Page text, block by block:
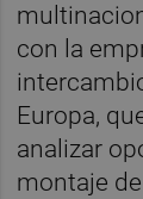
con la
Europa,
analizar
montaje